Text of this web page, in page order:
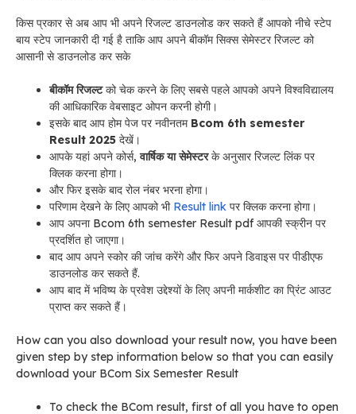
किस प्रकार से अब आप भी अपने रिजल्ट डाउनलोड कर सकते हैं आपको नीचे स्टेप
बाय स्टेप जानकारी दी गई है ताकि आप अपने बीकॉम सिक्स सेमेस्टर रिजल्ट को
आसानी से डाउनलोड कर सके
बीकॉम रिजल्टको चेक करने के लिए सबसे पहले आपको अपने विश्वविद्यालय
की आधिकारिक वेबसाइट ओपन करनी होगी।
इसके बाद आप होम पेज पर नवीनतमBcom 6th semester
Result 2025 देखें।
आपके यहां अपने कोर्स,वार्षिक या सेमेस्टरके अनुसार रिजल्ट लिंक पर
क्लिक करना होगा।
और फिर इसके बाद रोल नंबर भरना होगा।
परिणाम देखने के लिए आपको भी Result link पर क्लिक करना होगा।
आप अपना Bcom 6th semester Result pdf आपकी स्क्रीन पर
प्रदर्शित हो जाएगा।
बाद आप अपने स्कोर की जांच करेंगे और फिर अपने डिवाइस पर पीडीएफ
डाउनलोड कर सकते हैं.
आप बाद में भविष्य के प्रवेश उद्देश्यों के लिए अपनी मार्कशीट का प्रिंट आउट
प्राप्त कर सकते हैं।
How can you also download your result now, you have been
given step by step information below so that you can easily
download your BCom Six Semester Result
To check the BCom result, first of all you have to open